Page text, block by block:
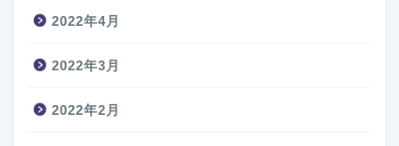
2022年4月
2022年3月
2022年2月